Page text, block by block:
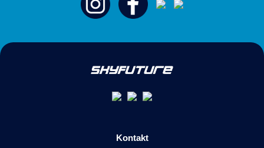
Kontakt